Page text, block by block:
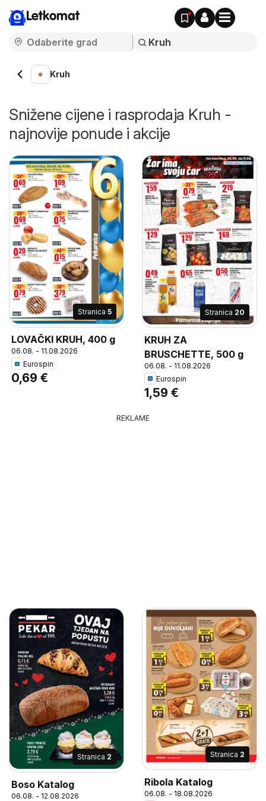
Letkomat
Kruh
Snižene cijene i rasprodaja Kruh -
najnovije ponude i akcije
Stranica 5
LOVAČKI KRUH, 400 g
06.08. - 11.08.2026
Eurospin
0,69 €
Stranica 20
KRUH ZA
BRUSCHETTE, 500 g
06.08. - 11.08.2026
Eurospin
1,59 €
REKLAME
Stranica 2
Boso Katalog
06.08. - 12.08.2026
Stranica 2
Ribola Katalog
06.08. - 18.08.2026